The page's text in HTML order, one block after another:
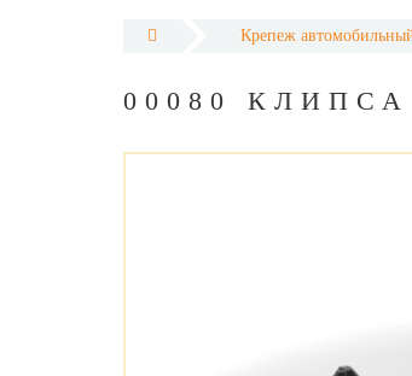
Крепеж
00080